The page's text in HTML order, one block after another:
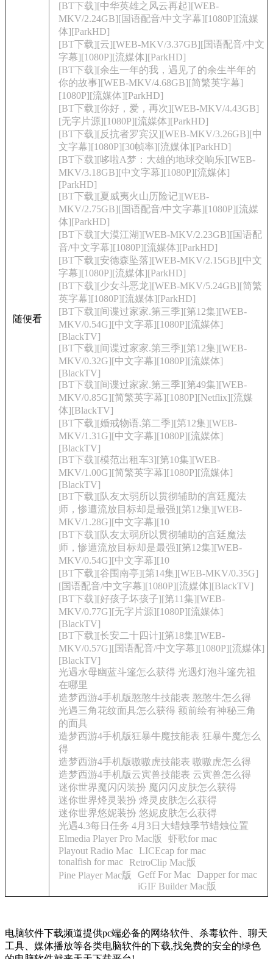
随便看
[BT下载][中华英雄之风云再起][WEB-
MKV/2.24GB][国语配音/中文字幕][1080P][流媒
体][ParkHD]
[BT下载][云][WEB-MKV/3.37GB][国语配音/中文
字幕][1080P][流媒体][ParkHD]
[BT下载][余生一年的我，遇见了的余生半年的
你的故事][WEB-MKV/4.68GB][简繁英字幕]
[1080P][流媒体][ParkHD]
[BT下载][你好，爱，再次][WEB-MKV/4.43GB]
[无字片源][1080P][流媒体][ParkHD]
[BT下载][反抗者罗宾汉][WEB-MKV/3.26GB][中
文字幕][1080P][30帧率][流媒体][ParkHD]
[BT下载][哆啦A梦：大雄的地球交响乐][WEB-
MKV/3.18GB][中文字幕][1080P][流媒体]
[ParkHD]
[BT下载][夏威夷火山历险记][WEB-
MKV/2.75GB][国语配音/中文字幕][1080P][流媒
体][ParkHD]
[BT下载][大漠江湖][WEB-MKV/2.23GB][国语配
音/中文字幕][1080P][流媒体][ParkHD]
[BT下载][安德森坠落][WEB-MKV/2.15GB][中文
字幕][1080P][流媒体][ParkHD]
[BT下载][少女斗恶龙][WEB-MKV/5.24GB][简繁
英字幕][1080P][流媒体][ParkHD]
[BT下载][间谍过家家.第三季][第12集][WEB-
MKV/0.54G][中文字幕][1080P][流媒体]
[BlackTV]
[BT下载][间谍过家家.第三季][第12集][WEB-
MKV/0.32G][中文字幕][1080P][流媒体]
[BlackTV]
[BT下载][间谍过家家.第三季][第49集][WEB-
MKV/0.85G][简繁英字幕][1080P][Netflix][流媒
体][BlackTV]
[BT下载][婚戒物语.第二季][第12集][WEB-
MKV/1.31G][中文字幕][1080P][流媒体]
[BlackTV]
[BT下载][模范出租车3][第10集][WEB-
MKV/1.00G][简繁英字幕][1080P][流媒体]
[BlackTV]
[BT下载][队友太弱所以贯彻辅助的宫廷魔法
师，惨遭流放目标却是最强][第12集][WEB-
MKV/1.28G][中文字幕][10
[BT下载][队友太弱所以贯彻辅助的宫廷魔法
师，惨遭流放目标却是最强][第12集][WEB-
MKV/0.54G][中文字幕][10
[BT下载][谷围南亭][第14集][WEB-MKV/0.35G]
[国语配音/中文字幕][1080P][流媒体][BlackTV]
[BT下载][好孩子坏孩子][第11集][WEB-
MKV/0.77G][无字片源][1080P][流媒体]
[BlackTV]
[BT下载][长安二十四计][第18集][WEB-
MKV/0.57G][国语配音/中文字幕][1080P][流媒体]
[BlackTV]
光遇水母幽蓝斗篷怎么获得 光遇灯泡斗篷先祖
在哪里
造梦西游4手机版憨憨牛技能表 憨憨牛怎么得
光遇三角花纹面具怎么获得 额前绘有神秘三角
的面具
造梦西游4手机版狂暴牛魔技能表 狂暴牛魔怎么
得
造梦西游4手机版嗷嗷虎技能表 嗷嗷虎怎么得
造梦西游4手机版云寅兽技能表 云寅兽怎么得
迷你世界魔闪闪装扮 魔闪闪皮肤怎么获得
迷你世界烽灵装扮 烽灵皮肤怎么获得
迷你世界悠妮装扮 悠妮皮肤怎么获得
光遇4.3每日任务 4月3日大蜡烛季节蜡烛位置
Elmedia Player Pro Mac版
虾歌for mac
Playout Radio Mac
LICEcap for mac
tonalfish for mac
RetroClip Mac版
Pine Player Mac版
Geff For Mac
Dapper for mac
iGIF Builder Mac版
电脑软件下载频道提供pc端必备的网络软件、杀毒软件、聊天
工具、媒体播放等各类电脑软件的下载,找免费的安全的绿色